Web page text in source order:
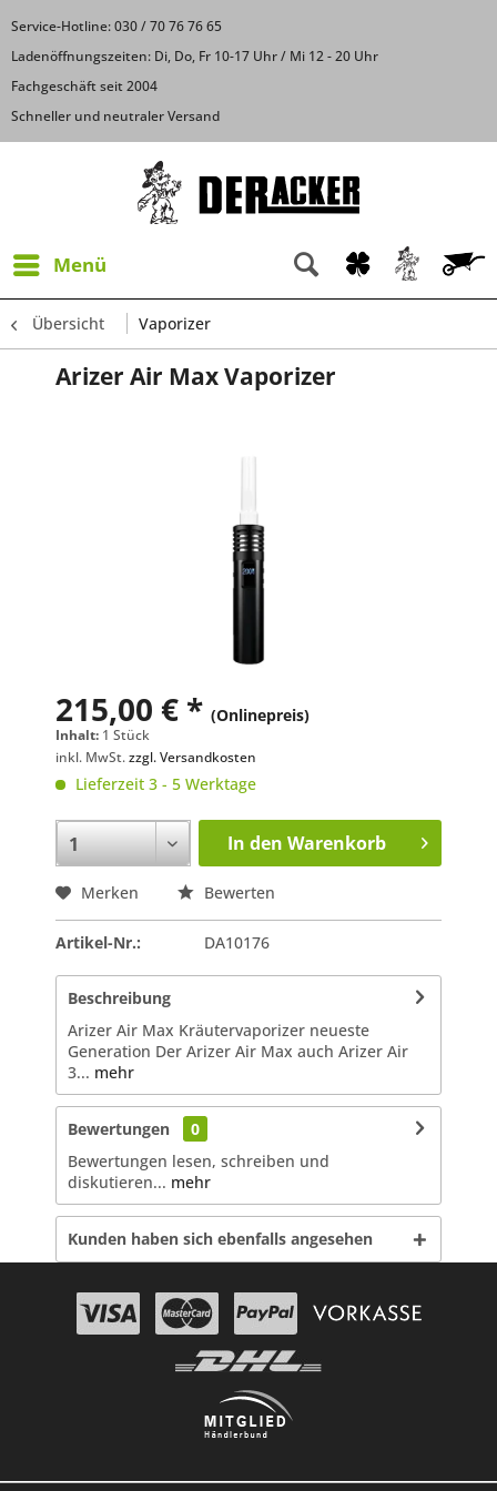
Service-Hotline: 030 / 70 76 76 65
Ladenöffnungszeiten: Di, Do, Fr 10-17 Uhr / Mi 12 - 20 Uhr
Fachgeschäft seit 2004
Schneller und neutraler Versand
Menü
Übersicht Vaporizer
Arizer Air Max Vaporizer
215,00 € * (Onlinepreis)
Inhalt: 1 Stück
inkl. MwSt.zzgl. Versandkosten
Lieferzeit 3 - 5 Werktage
In den Warenkorb
Merken Bewerten
Artikel-Nr.: DA10176
Beschreibung
Arizer Air Max Kräutervaporizer neueste
Generation Der Arizer Air Max auch Arizer Air
3... mehr
Bewertungen
0
Bewertungen lesen, schreiben und
diskutieren... mehr
Kunden haben sich ebenfalls angesehen